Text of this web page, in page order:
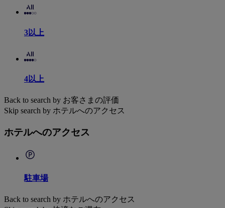
3以上
4以上
Back to search by お客さまの評価
Skip search by ホテルへのアクセス
ホテルへのアクセス
駐車場
Back to search by ホテルへのアクセス